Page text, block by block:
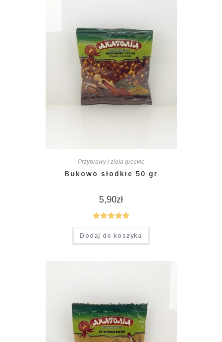
Przyprawy i zioła greckie
Bukowo słodkie 50 gr
5,90zł
Oceniono
5.00na 5
Dodaj do koszyka